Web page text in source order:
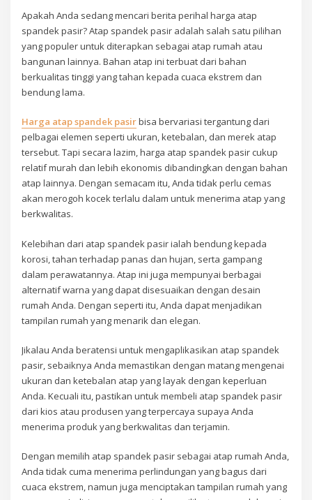
Apakah Anda sedang mencari berita perihal harga atap
spandek pasir? Atap spandek pasir adalah salah satu pilihan
yang populer untuk diterapkan sebagai atap rumah atau
bangunan lainnya. Bahan atap ini terbuat dari bahan
berkualitas tinggi yang tahan kepada cuaca ekstrem dan
bendung lama.
Harga atap spandek pasirbisa bervariasi tergantung dari
pelbagai elemen seperti ukuran, ketebalan, dan merek atap
tersebut. Tapi secara lazim, harga atap spandek pasir cukup
relatif murah dan lebih ekonomis dibandingkan dengan bahan
atap lainnya. Dengan semacam itu, Anda tidak perlu cemas
akan merogoh kocek terlalu dalam untuk menerima atap yang
berkwalitas.
Kelebihan dari atap spandek pasir ialah bendung kepada
korosi, tahan terhadap panas dan hujan, serta gampang
dalam perawatannya. Atap ini juga mempunyai berbagai
alternatif warna yang dapat disesuaikan dengan desain
rumah Anda. Dengan seperti itu, Anda dapat menjadikan
tampilan rumah yang menarik dan elegan.
Jikalau Anda beratensi untuk mengaplikasikan atap spandek
pasir, sebaiknya Anda memastikan dengan matang mengenai
ukuran dan ketebalan atap yang layak dengan keperluan
Anda. Kecuali itu, pastikan untuk membeli atap spandek pasir
dari kios atau produsen yang terpercaya supaya Anda
menerima produk yang berkwalitas dan terjamin.
Dengan memilih atap spandek pasir sebagai atap rumah Anda,
Anda tidak cuma menerima perlindungan yang bagus dari
cuaca ekstrem, namun juga menciptakan tampilan rumah yang